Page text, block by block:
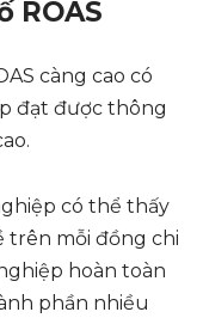
ROAS
càng cao có
đạt được thông
có thể thấy
trên mỗi đồng chi
hoàn toàn
phần nhiều